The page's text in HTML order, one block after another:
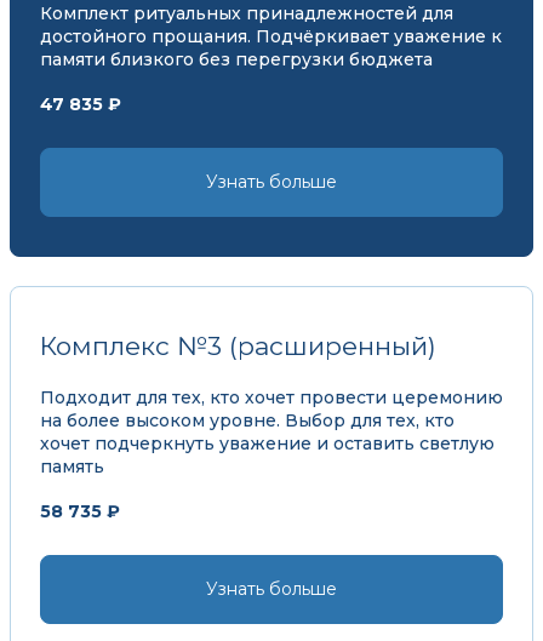
Комплект ритуальных принадлежностей для
достойного прощания. Подчёркивает уважение к
памяти близкого без перегрузки бюджета
47 835 ₽
Узнать больше
Комплекс №3 (расширенный)
Подходит для тех, кто хочет провести церемонию
на более высоком уровне. Выбор для тех, кто
хочет подчеркнуть уважение и оставить светлую
память
58 735 ₽
Узнать больше